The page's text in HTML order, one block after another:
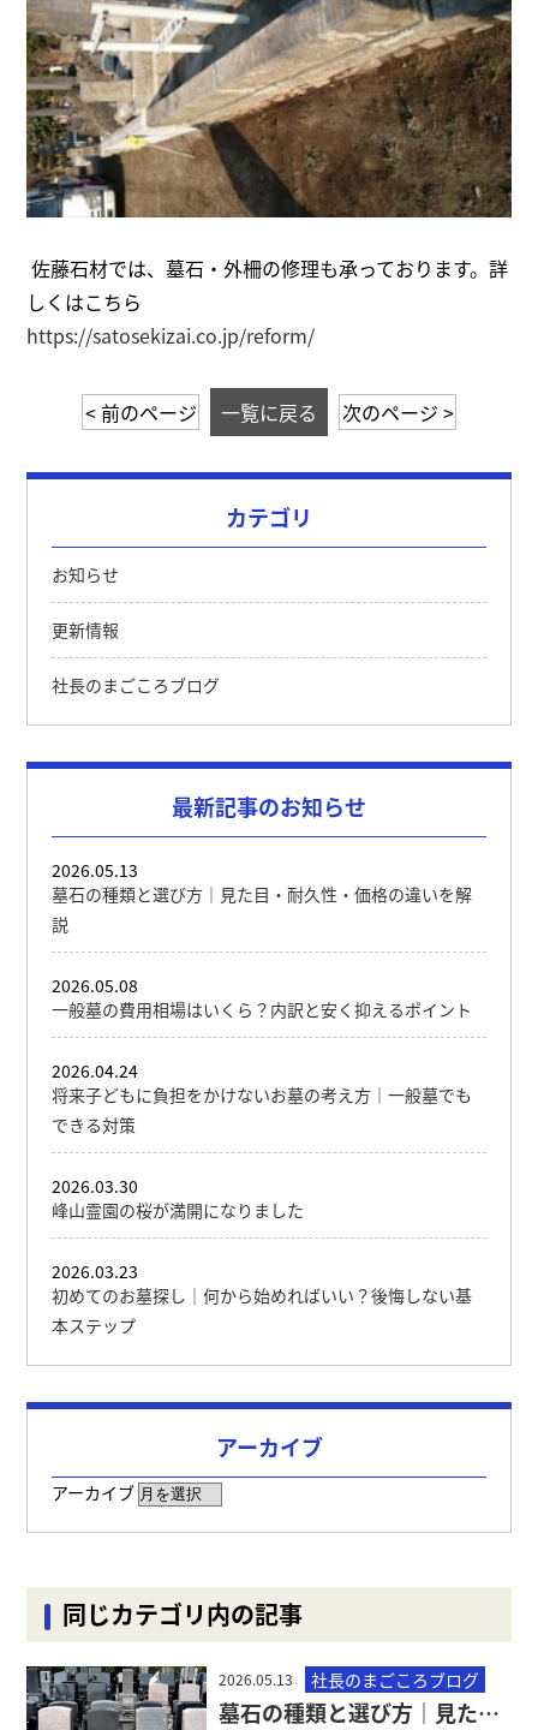
佐藤石材では、墓石・外柵の修理も承っております。詳
しくはこちら
https://satosekizai.co.jp/reform/
< 前のページ 一覧に戻る 次のページ >
カテゴリ
お知らせ
更新情報
社長のまごころブログ
最新記事のお知らせ
墓石の種類と選び方｜見た目・耐久性・価格の違いを解
説
2026.05.13
一般墓の費用相場はいくら？内訳と安く抑えるポイント
2026.05.08
将来子どもに負担をかけないお墓の考え方｜一般墓でも
できる対策
2026.04.24
峰山霊園の桜が満開になりました
2026.03.30
初めてのお墓探し｜何から始めればいい？後悔しない基
本ステップ
2026.03.23
アーカイブ
アーカイブ
同じカテゴリ内の記事
2026.05.13 社長のまごころブログ
墓石の種類と選び方｜見た目・耐久性・価格の違いを解説